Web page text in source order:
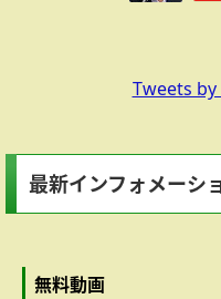
Tweets
最新インフォメーシ
無料動画